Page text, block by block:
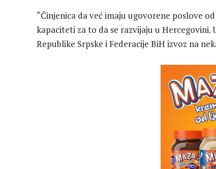
“Činjenica da već imaju ugovorene poslove
kapaciteti za to da se razvijaju u
Republike Srpske i Federacije BiH izvoz na